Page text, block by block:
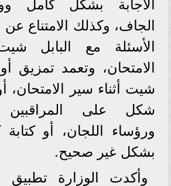
الاجابة بشكل كامل
الجاف، وكذلك الامتناع
الأسئلة مع البابل
الامتحان، وتعمد تمزيق
شيت أثناء سير الامتحان،
شكل على المراقبين
ورؤساء اللجان، أو كتابة
بشكل غير صحيح.
وأكدت الوزارة